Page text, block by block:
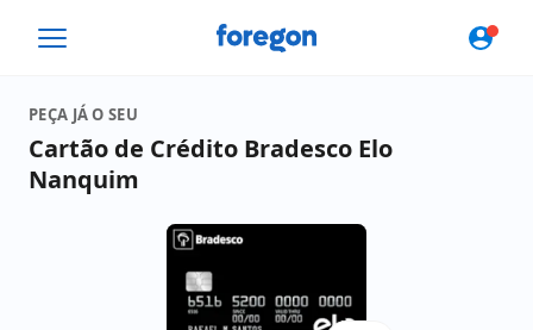
Foregon.com
PEÇA JÁ O SEU
Cartão de Crédito Bradesco Elo
Nanquim